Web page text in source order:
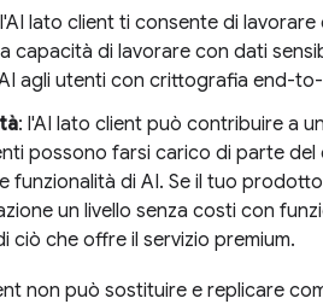
lato client ti consente di
capacità di lavorare con dati
agli utenti con crittografia end-
: l'AI lato client può contribuire a
possono farsi carico di parte del
funzionalità di AI. Se il tuo
un livello senza costi con
ciò che offre il servizio premium.
non può sostituire e replicare